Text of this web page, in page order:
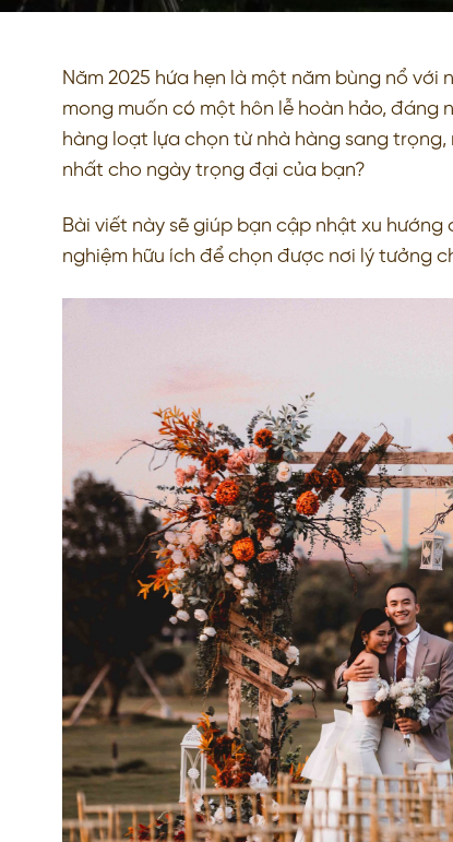
Năm 2025 hứa hẹn là một năm bùng nổ
mong muốn có một hôn lễ hoàn hảo, đáng
hàng loạt lựa chọn từ nhà hàng sang
nhất cho ngày trọng đại của bạn?
Bài viết này sẽ giúp bạn cập nhật xu
nghiệm hữu ích để chọn được nơi lý tưởng